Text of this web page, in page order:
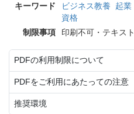
キーワード
ビジネス教養 起業
資格
制限事項
印刷不可・テキス
PDFの利用制限について
PDFをご利用にあたっての注意
推奨環境